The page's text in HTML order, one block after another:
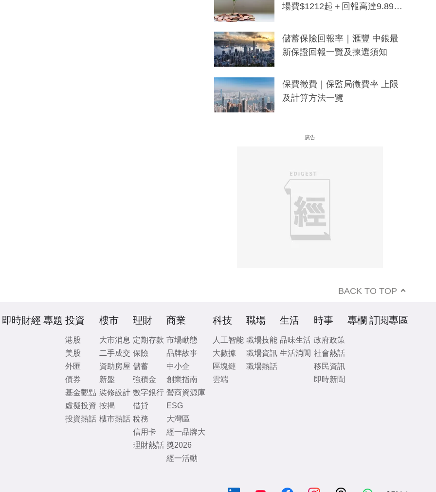
場費$1212起＋回報高達9.89
儲蓄保險回報率｜滙豐 中銀最
新保證回報一覽及揀選須知
保費徵費｜保監局徵費率 上限
及計算方法一覽
廣告
BACK TO TOP
即時財經 專題 投資
港股
美股
外匯
債券
基金觀點
虛擬投資
投資熱話
樓市
大市消息
二手成交
資助房屋
新盤
裝修設計
按揭
樓市熱話
理財
定期存款
保險
儲蓄
強積金
數字銀行
借貸
稅務
信用卡
理財熱話
商業
市場動態
品牌故事
中小企
創業指南
營商資源庫
ESG
大灣區
經一品牌大
獎2026
經一活動
科技
人工智能
大數據
區塊鏈
雲端
職場
職場技能
職場資訊
職場熱話
生活
品味生活
生活消閒
時事
政府政策
社會熱話
移民資訊
即時新聞
專欄 訂閱專區